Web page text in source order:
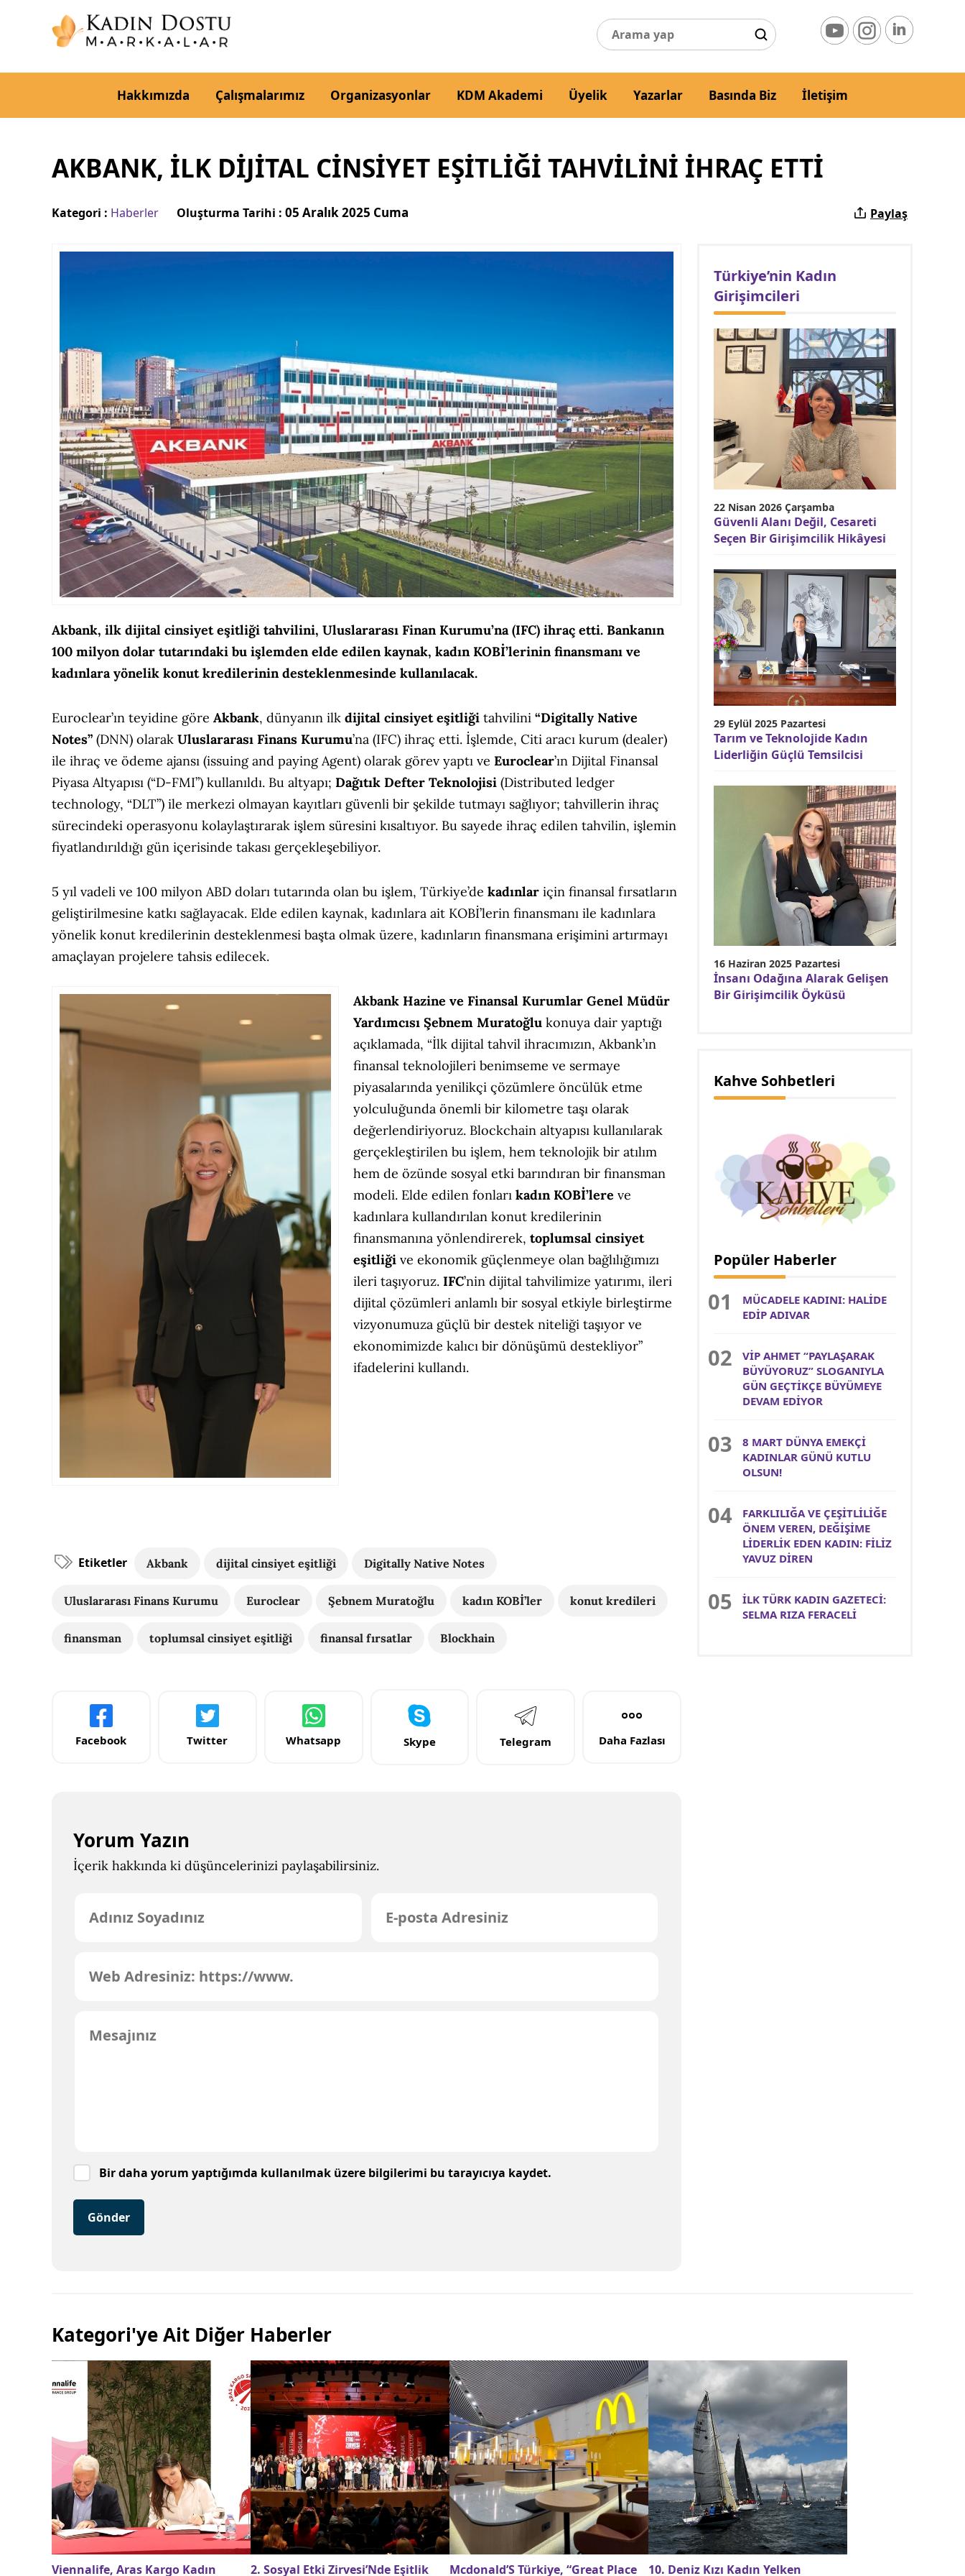
Hakkımızda Çalışmalarımız Organizasyonlar KDM Akademi Üyelik Yazarlar Basında Biz İletişim
AKBANK, İLK DIJITAL CINSIYET EŞITLIĞI TAHVILINI İHRAÇ ETTI
Kategori : Haberler Oluşturma Tarihi : 05 Aralık 2025 Cuma Paylaş
Akbank, ilk dijital cinsiyet eşitliği tahvilini, Uluslararası Finan Kurumu’na (IFC) ihraç etti. Bankanın
100 milyon dolar tutarındaki bu işlemden elde edilen kaynak, kadın KOBİ’lerinin finansmanı ve
kadınlara yönelik konut kredilerinin desteklenmesinde kullanılacak.
Euroclear’ın teyidine göre Akbank, dünyanın ilk dijital cinsiyet eşitliği tahvilini “Digitally Native
Notes” (DNN) olarak Uluslararası Finans Kurumu’na (IFC) ihraç etti. İşlemde, Citi aracı kurum (dealer)
ile ihraç ve ödeme ajansı (issuing and paying Agent) olarak görev yaptı ve Euroclear’ın Dijital Finansal
Piyasa Altyapısı (“D-FMI”) kullanıldı. Bu altyapı; Dağıtık Defter Teknolojisi (Distributed ledger
technology, “DLT”) ile merkezi olmayan kayıtları güvenli bir şekilde tutmayı sağlıyor; tahvillerin ihraç
sürecindeki operasyonu kolaylaştırarak işlem süresini kısaltıyor. Bu sayede ihraç edilen tahvilin, işlemin
fiyatlandırıldığı gün içerisinde takası gerçekleşebiliyor.
5 yıl vadeli ve 100 milyon ABD doları tutarında olan bu işlem, Türkiye’de kadınlar için finansal fırsatların
geliştirilmesine katkı sağlayacak. Elde edilen kaynak, kadınlara ait KOBİ’lerin finansmanı ile kadınlara
yönelik konut kredilerinin desteklenmesi başta olmak üzere, kadınların finansmana erişimini artırmayı
amaçlayan projelere tahsis edilecek.
Akbank Hazine ve Finansal Kurumlar Genel Müdür
Yardımcısı Şebnem Muratoğlu konuya dair yaptığı
açıklamada, “İlk dijital tahvil ihracımızın, Akbank’ın
finansal teknolojileri benimseme ve sermaye
piyasalarında yenilikçi çözümlere öncülük etme
yolculuğunda önemli bir kilometre taşı olarak
değerlendiriyoruz. Blockchain altyapısı kullanılarak
gerçekleştirilen bu işlem, hem teknolojik bir atılım
hem de özünde sosyal etki barındıran bir finansman
modeli. Elde edilen fonları kadın KOBİ’lere ve
kadınlara kullandırılan konut kredilerinin
finansmanına yönlendirerek, toplumsal cinsiyet
eşitliği ve ekonomik güçlenmeye olan bağlılığımızı
ileri taşıyoruz. IFC’nin dijital tahvilimize yatırımı, ileri
dijital çözümleri anlamlı bir sosyal etkiyle birleştirme
vizyonumuza güçlü bir destek niteliği taşıyor ve
ekonomimizde kalıcı bir dönüşümü destekliyor”
ifadelerini kullandı.
Etiketler Akbank dijital cinsiyet eşitliği Digitally Native Notes
Uluslararası Finans Kurumu Euroclear Şebnem Muratoğlu kadın KOBİ’ler konut kredileri
finansman toplumsal cinsiyet eşitliği finansal fırsatlar Blockhain
Facebook Twitter Whatsapp Skype Telegram Daha Fazlası
Yorum Yazın
İçerik hakkında ki düşüncelerinizi paylaşabilirsiniz.
Bir daha yorum yaptığımda kullanılmak üzere bilgilerimi bu tarayıcıya kaydet.
Gönder
Türkiye’nin Kadın
Girişimcileri
22 Nisan 2026 Çarşamba
Güvenli Alanı Değil, Cesareti
Seçen Bir Girişimcilik Hikâyesi
29 Eylül 2025 Pazartesi
Tarım ve Teknolojide Kadın
Liderliğin Güçlü Temsilcisi
16 Haziran 2025 Pazartesi
İnsanı Odağına Alarak Gelişen
Bir Girişimcilik Öyküsü
Kahve Sohbetleri
Popüler Haberler
MÜCADELE KADINI: HALİDE
EDİP ADIVAR
VİP AHMET “PAYLAŞARAK
BÜYÜYORUZ” SLOGANIYLA
GÜN GEÇTİKÇE BÜYÜMEYE
DEVAM EDİYOR
8 MART DÜNYA EMEKÇİ
KADINLAR GÜNÜ KUTLU
OLSUN!
FARKLILIĞA VE ÇEŞİTLİLİĞE
ÖNEM VEREN, DEĞİŞİME
LİDERLİK EDEN KADIN: FİLİZ
YAVUZ DİREN
İLK TÜRK KADIN GAZETECİ:
SELMA RIZA FERACELİ
Kategori'ye Ait Diğer Haberler
Viennalife, Aras Kargo Kadın 2. Sosyal Etki Zirvesi’Nde Eşitlik Mcdonald’S Türkiye, “Great Place 10. Deniz Kızı Kadın Yelken